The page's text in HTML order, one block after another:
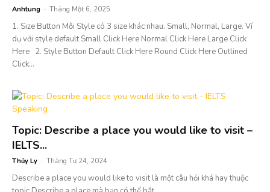
Anhtung - Tháng Một 6, 2025
1. Size Button Mỗi Style có 3 size khác nhau. Small, Normal, Large. Ví
dụ với style default Small Click Here Normal Click Here Large Click
Here 2. Style Button Default Click Here Round Click Here Outlined
Click...
Topic: Describe a place you would like to visit –
IELTS...
Thủy Ly - Tháng Tư 24, 2024
Describe a place you would like to visit là một câu hỏi khá hay thuộc